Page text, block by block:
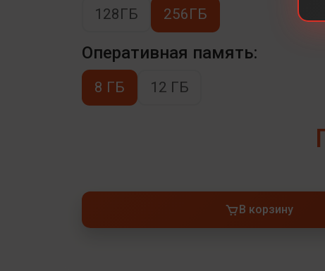
128ГБ 256ГБ
Оперативная память:
8 ГБ 12 ГБ
В корзину